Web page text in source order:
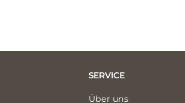
SERVICE
Über uns